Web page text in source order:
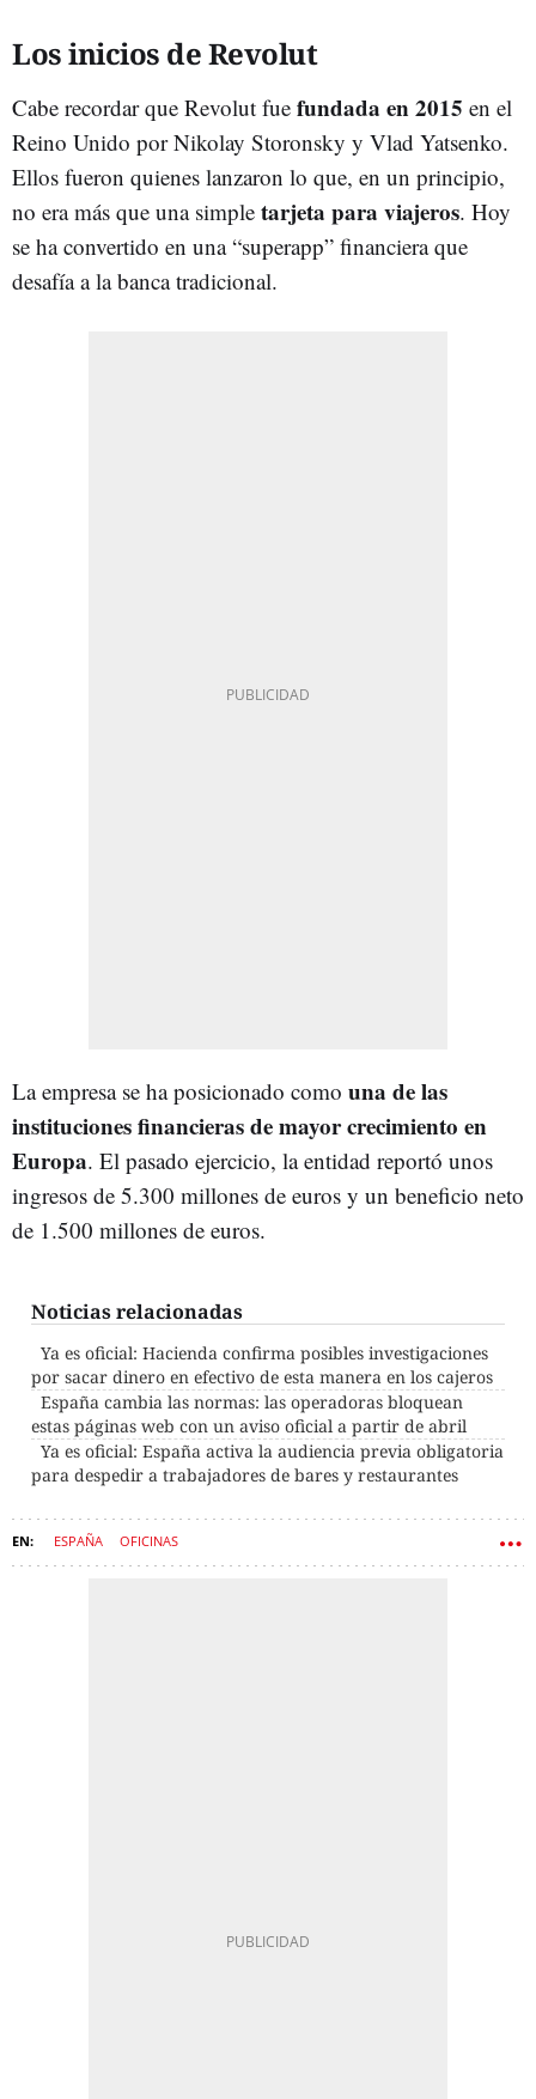
Los inicios de Revolut
Cabe recordar que Revolut fue fundada en 2015 en el
Reino Unido por Nikolay Storonsky y Vlad Yatsenko.
Ellos fueron quienes lanzaron lo que, en un principio,
no era más que una simple tarjeta para viajeros. Hoy
se ha convertido en una “superapp” financiera que
desafía a la banca tradicional.
La empresa se ha posicionado como una de las
instituciones financieras de mayor crecimiento en
Europa. El pasado ejercicio, la entidad reportó unos
ingresos de 5.300 millones de euros y un beneficio neto
de 1.500 millones de euros.
Noticias relacionadas
Ya es oficial: Hacienda confirma posibles investigaciones
por sacar dinero en efectivo de esta manera en los cajeros
España cambia las normas: las operadoras bloquean
estas páginas web con un aviso oficial a partir de abril
Ya es oficial: España activa la audiencia previa obligatoria
para despedir a trabajadores de bares y restaurantes
ESPAÑA OFICINAS